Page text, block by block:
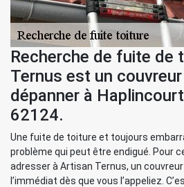
Recherche de fuite de
Ternus est un
dépanner à
62124.
Une fuite de toiture et toujours
problème qui peut être endigué. Pour
adresser à Artisan Ternus, un
l’immédiat dès que vous l’appeliez.